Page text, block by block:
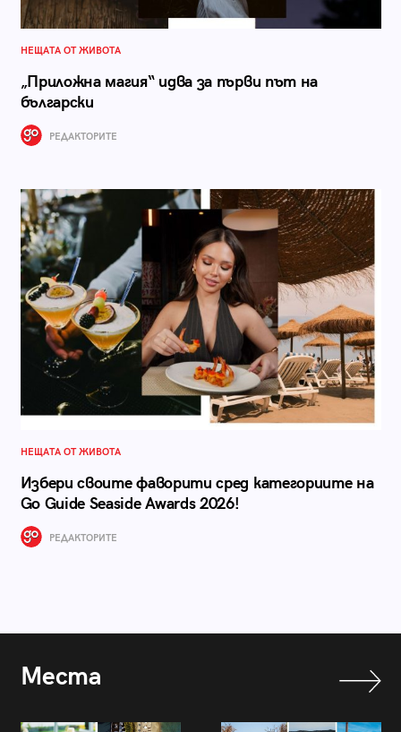
НЕЩАТА ОТ ЖИВОТА
„Приложна магия“ идва за първи път на
български
РЕДАКТОРИТЕ
НЕЩАТА ОТ ЖИВОТА
Избери своите фаворити сред категориите на
Go Guide Seaside Awards 2026!
РЕДАКТОРИТЕ
Места